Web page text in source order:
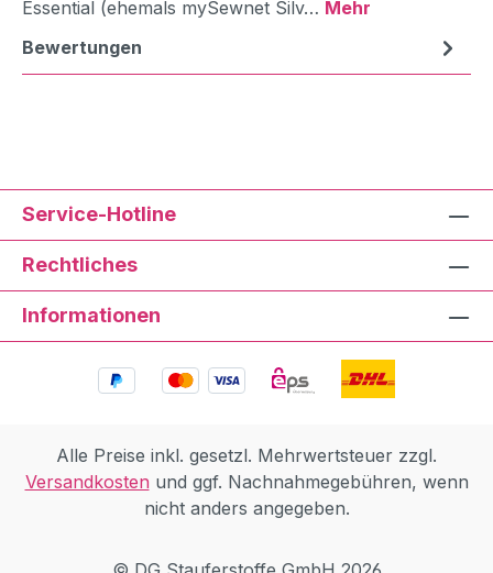
Essential (ehemals mySewnet Silv… Mehr
Bewertungen
Service-Hotline
Rechtliches
Informationen
Alle Preise inkl. gesetzl. Mehrwertsteuer zzgl.
Versandkosten und ggf. Nachnahmegebühren, wenn
nicht anders angegeben.